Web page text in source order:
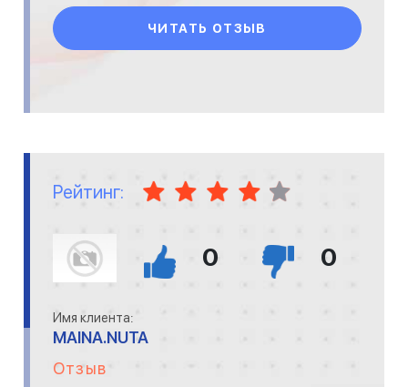
ЧИТАТЬ ОТЗЫВ
Рейтинг:
0 0
Имя клиента:
MAINA.NUTA
Отзыв